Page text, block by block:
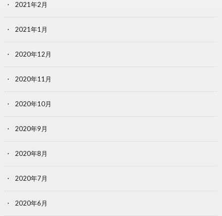
2021年2月
2021年1月
2020年12月
2020年11月
2020年10月
2020年9月
2020年8月
2020年7月
2020年6月